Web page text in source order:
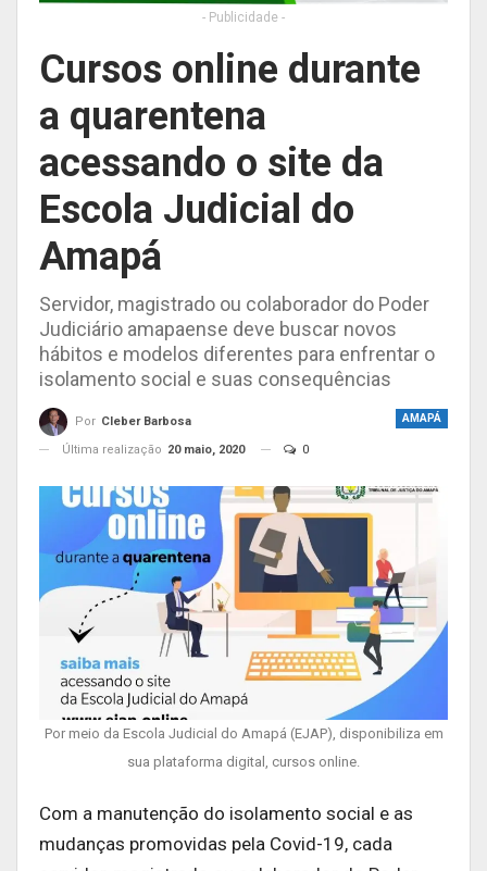
- Publicidade -
Cursos online durante
a quarentena
acessando o site da
Escola Judicial do
Amapá
Servidor, magistrado ou colaborador do Poder
Judiciário amapaense deve buscar novos
hábitos e modelos diferentes para enfrentar o
isolamento social e suas consequências
AMAPÁ
Por Cleber Barbosa
Última realização 20 maio, 2020 0
Por meio da Escola Judicial do Amapá (EJAP), disponibiliza em
sua plataforma digital, cursos online.
Com a manutenção do isolamento social e as
mudanças promovidas pela Covid-19, cada